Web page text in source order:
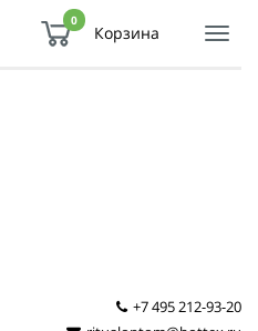
0
Корзина
+7 495 212-93-20